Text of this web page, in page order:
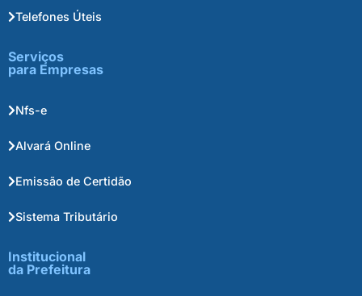
Telefones Úteis
Serviços
para Empresas
Nfs-e
Alvará Online
Emissão de Certidão
Sistema Tributário
Institucional
da Prefeitura